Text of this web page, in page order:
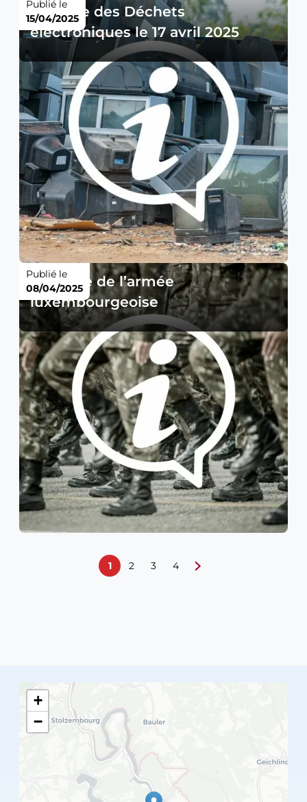
Collecte des Déchets
électroniques le 17 avril 2025
Publié le
15/04/2025
Exercice de l’armée
luxembourgeoise
Publié le
08/04/2025
1 2 3 4
+
−